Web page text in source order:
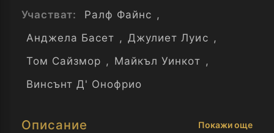
Участват: Ралф Файнс ,
Анджела Басет , Джулиет Луис ,
Том Сайзмор , Майкъл Уинкот ,
Винсънт Д' Онофрио
Описание Покажи още